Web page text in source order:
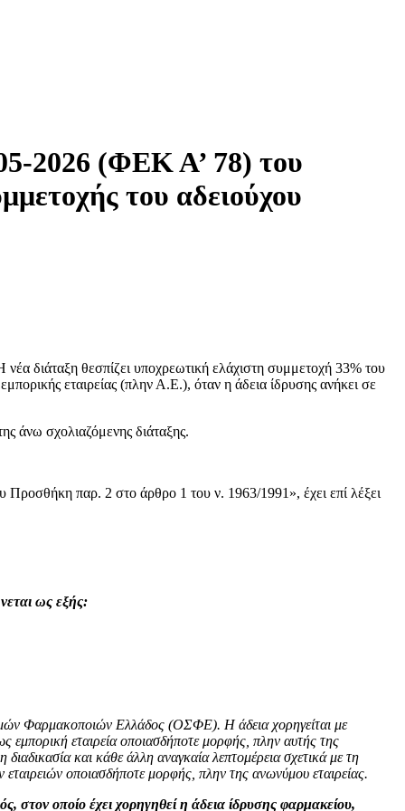
2026 (ΦΕΚ Α’ 78) του
του αδειούχου
διάταξη θεσπίζει υποχρεωτική ελάχιστη συμμετοχή 33% του
εταιρείας (πλην Α.Ε.), όταν η άδεια ίδρυσης ανήκει σε
άνω σχολιαζόμενης διάταξης.
Προσθήκη παρ. 2 στο άρθρο 1 του ν. 1963/1991», έχει επί λέξει
ως εξής:
Φαρμακοποιών Ελλάδος (ΟΣΦΕ). Η άδεια χορηγείται με
εμπορική εταιρεία οποιασδήποτε μορφής, πλην αυτής της
και κάθε άλλη αναγκαία λεπτομέρεια σχετικά με τη
οποιασδήποτε μορφής, πλην της ανωνύμου εταιρείας.
στον οποίο έχει χορηγηθεί η άδεια ίδρυσης φαρμακείου,